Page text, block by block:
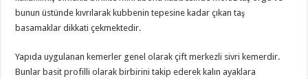
bunun üstünde kıvrılarak kubbenin tepesine kadar çıkan taş
basamaklar dikkati çekmektedir.
Yapıda uygulanan kemerler genel olarak çift merkezli sivri kemerdir.
Bunlar basit profilli olarak birbirini takip ederek kalın ayaklara